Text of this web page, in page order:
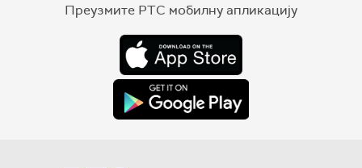
Преузмите РТС мобилну апликацију